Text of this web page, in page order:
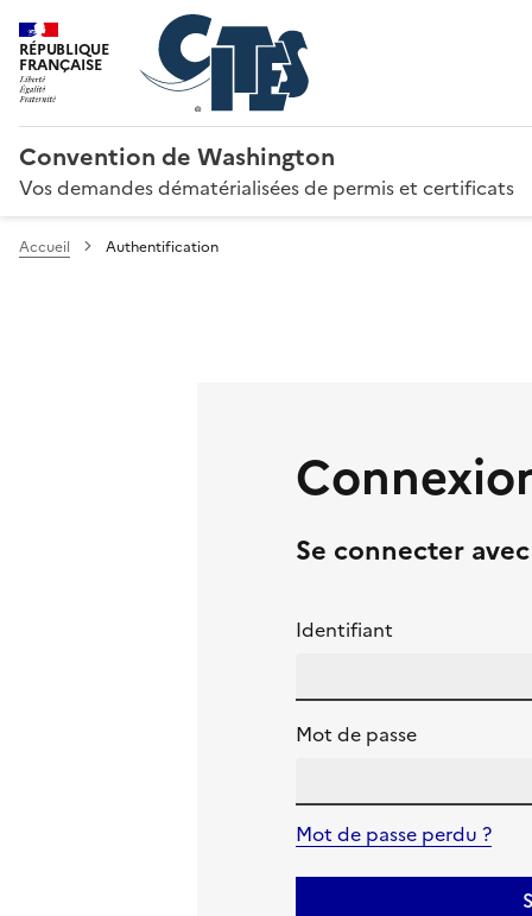
RÉPUBLIQUE
FRANÇAISE
Convention de Washington
Vos demandes dématérialisées de permis et certificats
Accueil Authentification
Se connecter
Identifiant
Mot de passe
Mot de passe perdu ?